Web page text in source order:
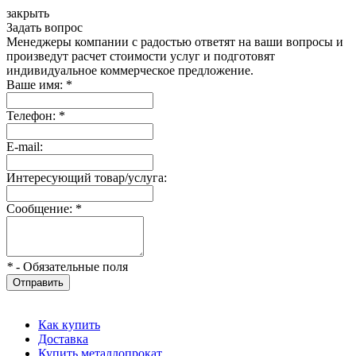
закрыть
Задать вопрос
Менеджеры компании с радостью ответят на ваши вопросы и
произведут расчет стоимости услуг и подготовят
индивидуальное коммерческое предложение.
Ваше имя: *
Телефон: *
E-mail:
Интересующий товар/услуга:
Сообщение: *
* - Обязательные поля
Отправить
Как купить
Доставка
Купить металлопрокат